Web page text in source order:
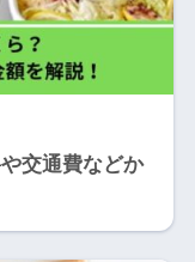
交通費などか